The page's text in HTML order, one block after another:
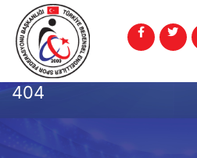
404